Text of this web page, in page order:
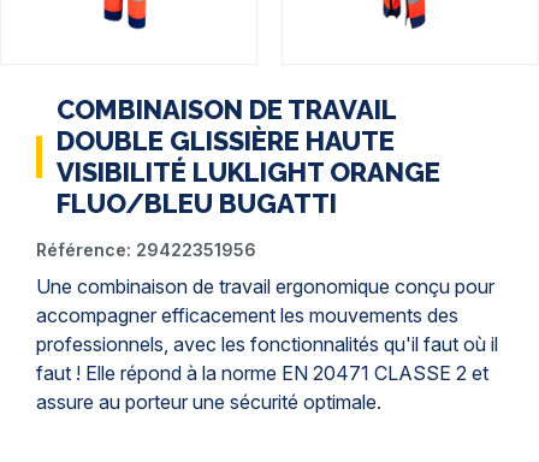
COMBINAISON DE TRAVAIL
DOUBLE GLISSIÈRE HAUTE
VISIBILITÉ LUKLIGHT ORANGE
FLUO/BLEU BUGATTI
Référence: 29422351956
Une combinaison de travail ergonomique conçu pour
accompagner efficacement les mouvements des
professionnels, avec les fonctionnalités qu'il faut où il
faut ! Elle répond à la norme EN 20471 CLASSE 2 et
assure au porteur une sécurité optimale.